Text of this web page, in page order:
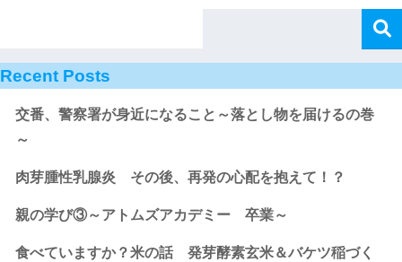
Recent Posts
交番、警察署が身近になること～落とし物を届けるの巻
～
肉芽腫性乳腺炎 その後、再発の心配を抱えて！？
親の学び③～アトムズアカデミー 卒業～
食べていますか？米の話 発芽酵素玄米＆バケツ稲づく